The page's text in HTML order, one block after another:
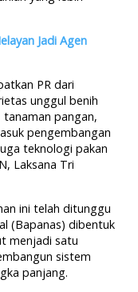
Jadi Agen
PR dari
unggul benih
pangan,
pengembangan
teknologi pakan
Laksana Tri
ini telah ditunggu
(Bapanas) dibentuk
menjadi satu
sistem
panjang.